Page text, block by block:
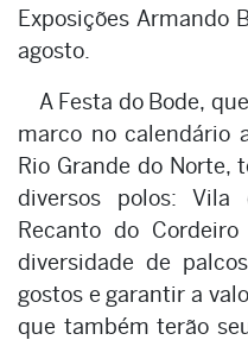
Exposições Armando
agosto.
A Festa do Bode,
marco no calendário
Rio Grande do Norte,
diversos polos:
Recanto do
diversidade de
gostos e garantir a
que também terão